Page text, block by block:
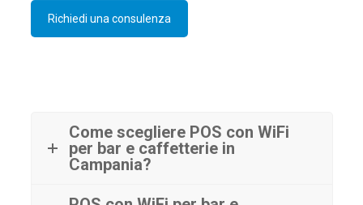
Richiedi una consulenza
Come scegliere POS con WiFi
per bar e caffetterie in
Campania?